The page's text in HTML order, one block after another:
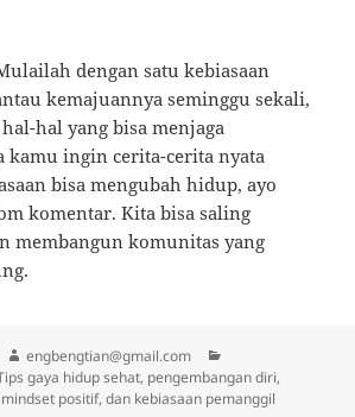
dengan satu kebiasaan
kemajuannya seminggu sekali,
hal yang bisa menjaga
kamu ingin cerita-cerita nyata
bisa mengubah hidup, ayo
komentar. Kita bisa saling
membangun komunitas yang
Author
engbengtian@gmail.com
gaya hidup sehat, pengembangan diri,
positif, dan kebiasaan pemanggil